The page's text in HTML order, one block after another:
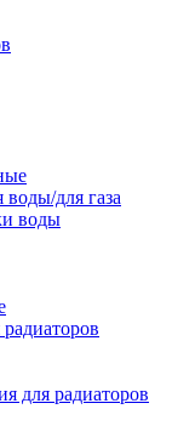
для газа
воды
для радиаторов